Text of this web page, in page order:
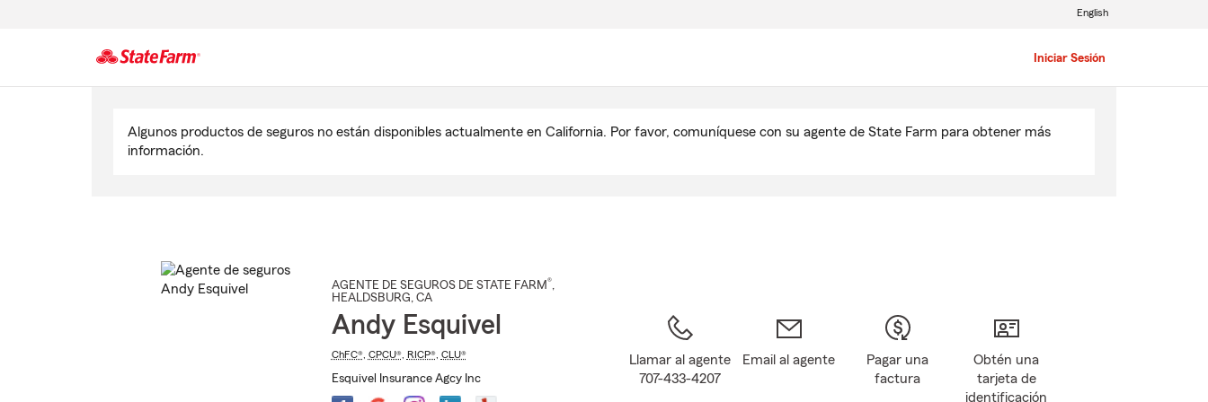
Iniciar Sesión
English
Algunos productos de seguros no están disponibles actualmente en California. Por favor, comuníquese con su agente de State Farm para obtener más
información.
AGENTE DE SEGUROS DE STATE FARM®,
HEALDSBURG, CA
Andy Esquivel
ChFC®, CPCU®, RICP®, CLU®
Esquivel Insurance Agcy Inc
Llamar al agente
707-433-4207
Email al agente
Pagar una
factura
Obtén una
tarjeta de
identificación